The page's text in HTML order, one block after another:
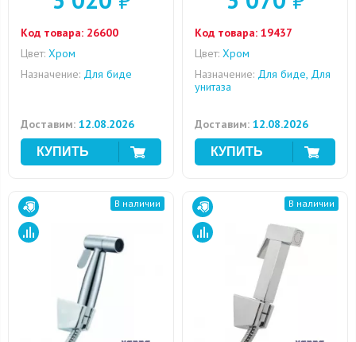
Код товара: 26600
Цвет: Хром
Назначение: Для биде
Доставим: 12.08.2026
Код товара: 19437
Цвет: Хром
Назначение: Для биде, Для
унитаза
Доставим: 12.08.2026
В наличии В наличии